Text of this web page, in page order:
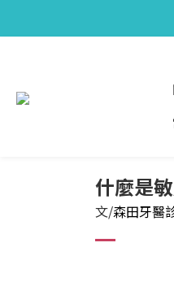
什麼是
文/森田牙醫